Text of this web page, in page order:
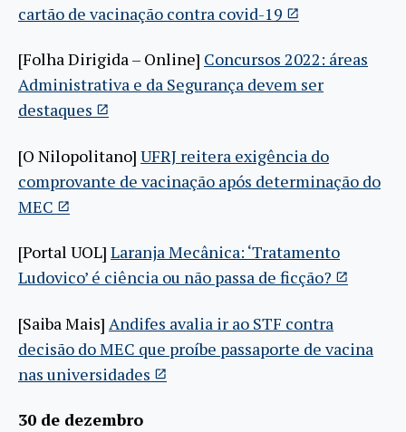
cartão de vacinação contra covid-19
[Folha Dirigida – Online] Concursos 2022: áreas
Administrativa e da Segurança devem ser
destaques
[O Nilopolitano] UFRJ reitera exigência do
comprovante de vacinação após determinação do
MEC
[Portal UOL] Laranja Mecânica: ‘Tratamento
Ludovico’ é ciência ou não passa de ficção?
[Saiba Mais] Andifes avalia ir ao STF contra
decisão do MEC que proíbe passaporte de vacina
nas universidades
30 de dezembro